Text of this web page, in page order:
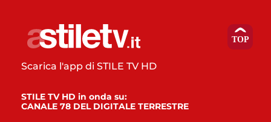
Scarica l'app di STILE TV HD
STILE TV HD in onda su:
CANALE 78 DEL DIGITALE TERRESTRE